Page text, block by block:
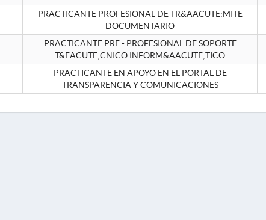
PRACTICANTE PROFESIONAL DE TR&AACUTE;MITE
DOCUMENTARIO
PRACTICANTE PRE - PROFESIONAL DE SOPORTE
T&EACUTE;CNICO INFORM&AACUTE;TICO
PRACTICANTE EN APOYO EN EL PORTAL DE
TRANSPARENCIA Y COMUNICACIONES